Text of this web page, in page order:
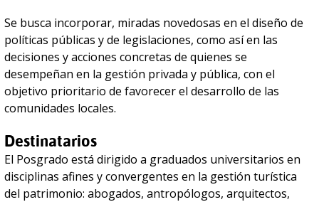
Se busca incorporar, miradas novedosas en el diseño de
políticas públicas y de legislaciones, como así en las
decisiones y acciones concretas de quienes se
desempeñan en la gestión privada y pública, con el
objetivo prioritario de favorecer el desarrollo de las
comunidades locales.
Destinatarios
El Posgrado está dirigido a graduados universitarios en
disciplinas afines y convergentes en la gestión turística
del patrimonio: abogados, antropólogos, arquitectos,